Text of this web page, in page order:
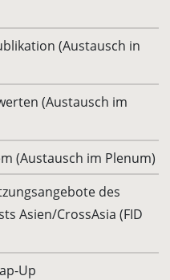
(Austausch in
(Austausch im
(Austausch im Plenum)
des
Asien/CrossAsia (FID
Up